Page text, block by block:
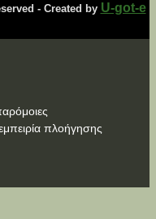
- Created by U-got-e
πλοήγησης